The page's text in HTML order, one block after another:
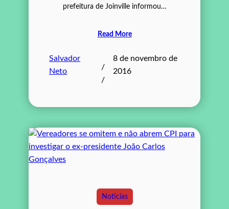
prefeitura de Joinville informou…
Read More
Salvador
Neto
/
/
8 de novembro de
2016
Noticias